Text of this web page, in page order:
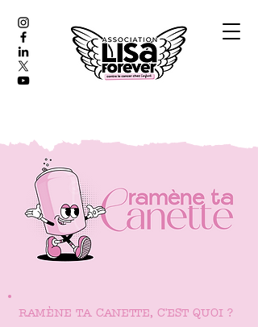
RAMÈNE TA CANETTE, C'EST QUOI ?